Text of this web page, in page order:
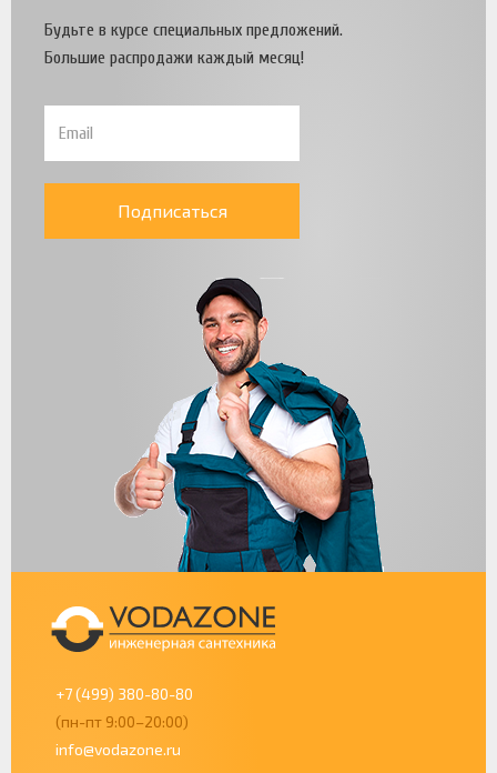
Будьте в курсе специальных предложений.
Большие распродажи каждый месяц!
Подписаться
+7 (499) 380-80-80
(пн-пт 9:00–20:00)
info@vodazone.ru